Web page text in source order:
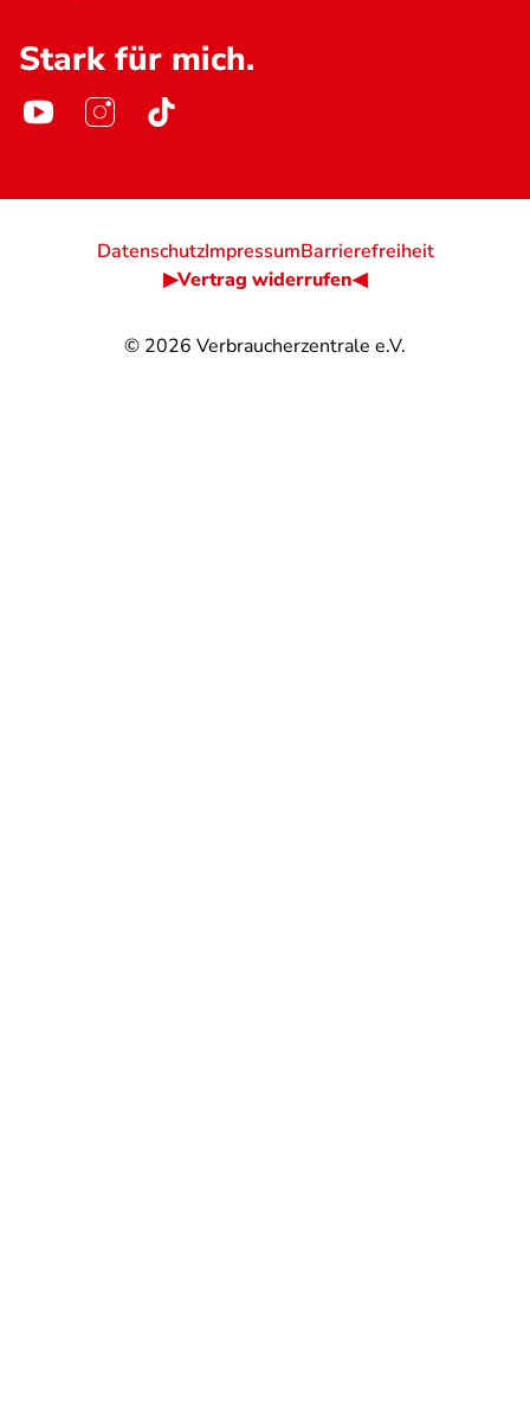
Stark für mich.
© 2026 Verbraucherzentrale e.V.
DatenschutzImpressumBarrierefreiheit
▶Vertrag widerrufen◀